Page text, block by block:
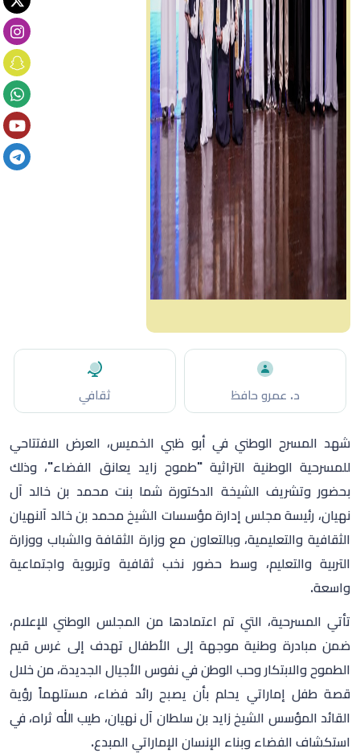
د. عمرو حافظ ثقافي
شهد المسرح الوطني في أبو ظبي الخميس، العرض الافتتاحي
للمسرحية الوطنية التراثية "طموح زايد يعانق الفضاء"، وذلك
بحضور وتشريف الشيخة الدكتورة شما بنت محمد بن خالد آل
نهيان، رئيسة مجلس إدارة مؤسسات الشيخ محمد بن خالد آلنهيان
الثقافية والتعليمية، وبالتعاون مع وزارة الثقافة والشباب ووزارة
التربية والتعليم، وسط حضور نخب ثقافية وتربوية واجتماعية
واسعة.
تأتي المسرحية، التي تم اعتمادها من المجلس الوطني للإعلام،
ضمن مبادرة وطنية موجهة إلى الأطفال تهدف إلى غرس قيم
الطموح والابتكار وحب الوطن في نفوس الأجيال الجديدة، من خلال
قصة طفل إماراتي يحلم بأن يصبح رائد فضاء، مستلهماً رؤية
القائد المؤسس الشيخ زايد بن سلطان آل نهيان، طيب الله ثراه، في
استكشاف الفضاء وبناء الإنسان الإماراتي المبدع.